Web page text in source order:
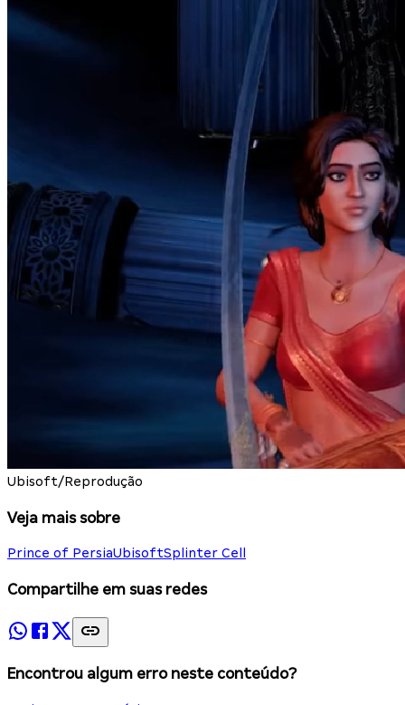
Ubisoft/Reprodução
Veja mais sobre
Prince of PersiaUbisoftSplinter Cell
Compartilhe em suas redes
Encontrou algum erro neste conteúdo?